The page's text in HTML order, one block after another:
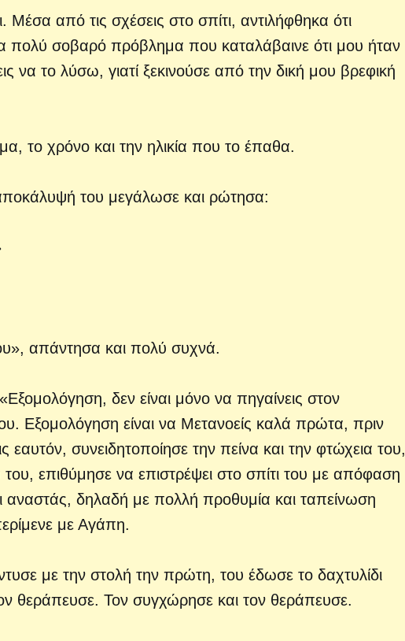
Μέσα από τις σχέσεις στο σπίτι, αντιλήφθηκα ότι
σοβαρό πρόβλημα που καταλάβαινε ότι μου ήταν
να το λύσω, γιατί ξεκινούσε από την δική μου βρεφική
το χρόνο και την ηλικία που το έπαθα.
του μεγάλωσε και ρώτησα:
απάντησα και πολύ συχνά.
δεν είναι μόνο να πηγαίνεις στον
Εξομολόγηση είναι να Μετανοείς καλά πρώτα, πριν
συνειδητοποίησε την πείνα και την φτώχεια του,
επιθύμησε να επιστρέψει στο σπίτι του με απόφαση
αναστάς, δηλαδή με πολλή προθυμία και ταπείνωση
με Αγάπη.
με την στολή την πρώτη, του έδωσε το δαχτυλίδι
θεράπευσε. Τον συγχώρησε και τον θεράπευσε.